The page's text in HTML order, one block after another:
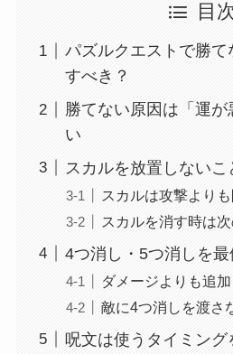
目
パズルクエストで勝
すべき？
勝てない原因は「運
い
スカルを放置しない
スカルは攻撃より
スカルを消す時は
4つ消し・5つ消しを最
ダメージよりも追
敵に4つ消しを渡さ
呪文は使うタイミング